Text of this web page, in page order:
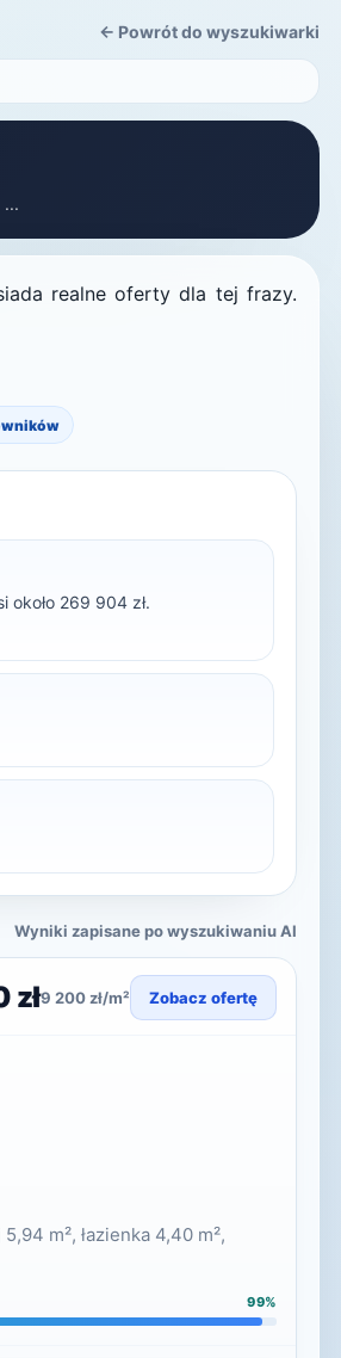
← Powrót do wyszukiwarki
realne oferty dla tej frazy.
269 904 zł.
Wyniki zapisane po wyszukiwaniu AI
zł9 200 zł/m² Zobacz ofertę
m², łazienka 4,40 m²,
99%